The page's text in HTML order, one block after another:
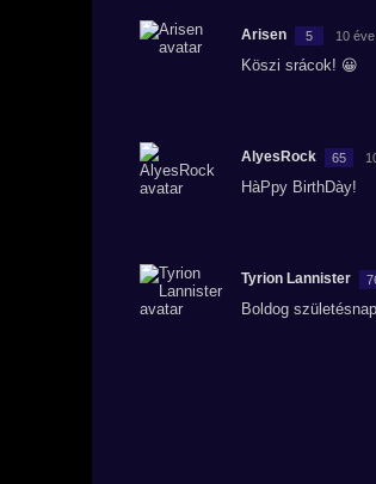
Arisen 5 10
Köszi srácok! 😀
AlyesRock 65
HàPpy BirthDày!
Tyrion Lannister
Boldog